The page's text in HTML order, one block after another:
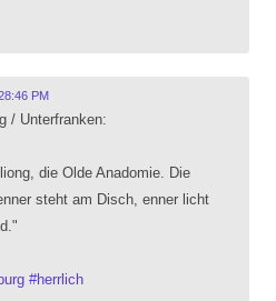
PM
/ Unterfranken:
die Olde Anadomie. Die
steht am Disch, enner licht
#herrlich